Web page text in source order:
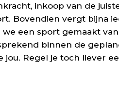
inkoop van de
Bovendien vergt bijna
een sport gemaakt
binnen de
Regel je toch liever